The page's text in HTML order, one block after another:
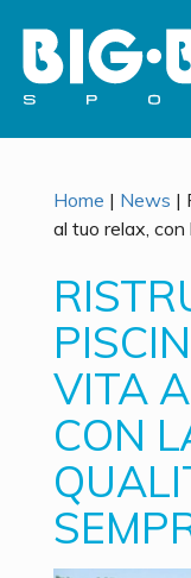
Home | News |
al tuo relax,
VITA
CON